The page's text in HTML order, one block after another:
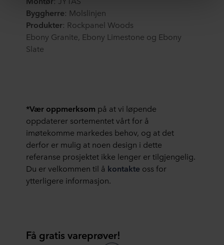
godtar du også denne overføringen samtidig som du tar i
betraktning at beskyttelsesnivået i tredjeland kanskje
ikke er det samme som i EU/EØS.
Nedenfor kan du lese mer om formålet, generelle
terminalutstyr. Du bestemmer selv til hvilke formål
nettstedene våre kan bruke informasjonskapsler, og
dermed behandle informasjon om deg via
informasjonskapsler.
Du kan når som helst trekke tilbake samtykket ditt eller
endre samtykket ved å klikke på
informasjonskapselikonet nederst på nettsiden. Les mer
dine personopplysninger.
Byggherre: Molslinjen
Produkter: Rockpanel Woods
Ebony Granite, Ebony Limestone og Ebony
Slate
*Vær oppmerksom på at vi løpende
oppdaterer sortementet vårt for å
imøtekomme markedes behov, og at det
derfor er mulig at noen design i dette
referanse prosjektet ikke lenger er tilgjengelig.
Du er velkommen til å kontakte oss for
ytterligere informasjon.
Få gratis vareprøver!